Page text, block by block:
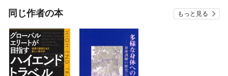
同じ作者の本 もっと見る